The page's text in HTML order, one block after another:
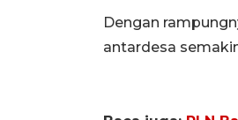
Dengan
antardesa